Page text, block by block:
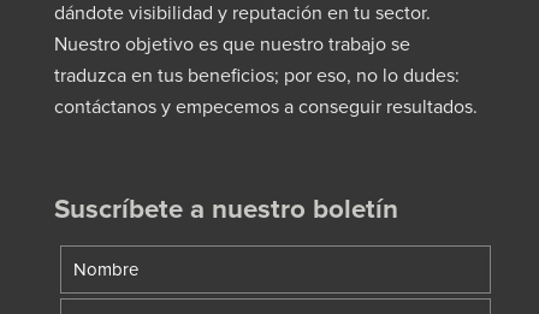
dándote visibilidad y reputación en tu sector.
Nuestro objetivo es que nuestro trabajo se
traduzca en tus beneficios; por eso, no lo dudes:
contáctanos y empecemos a conseguir resultados.
Suscríbete a nuestro boletín